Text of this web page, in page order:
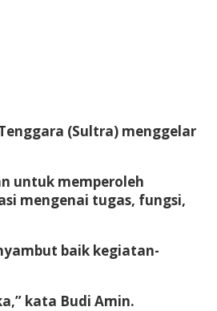
(Sultra) menggelar
untuk memperoleh
mengenai tugas, fungsi,
baik kegiatan-
kata Budi Amin.